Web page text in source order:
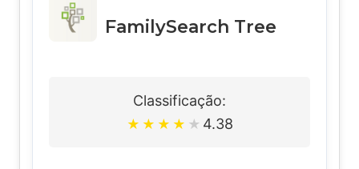
FamilySearch Tree
Classificação:
★ ★ ★ ★ ★ 4.38